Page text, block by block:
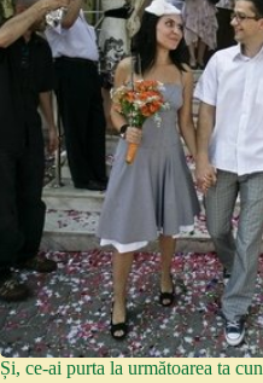
Și, ce-ai purta la următoarea ta